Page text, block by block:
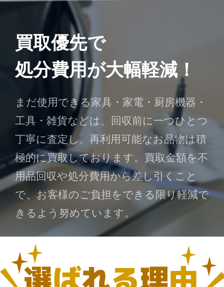
買取優先で
処分費用が大幅軽減！
まだ使用できる家具・家電・厨房機器・
工具・雑貨などは、回収前に一つひとつ
丁寧に査定し、再利用可能なお品物は積
極的に買取しております。買取金額を不
用品回収や処分費用から差し引くこと
で、お客様のご負担をできる限り軽減で
きるよう努めています。